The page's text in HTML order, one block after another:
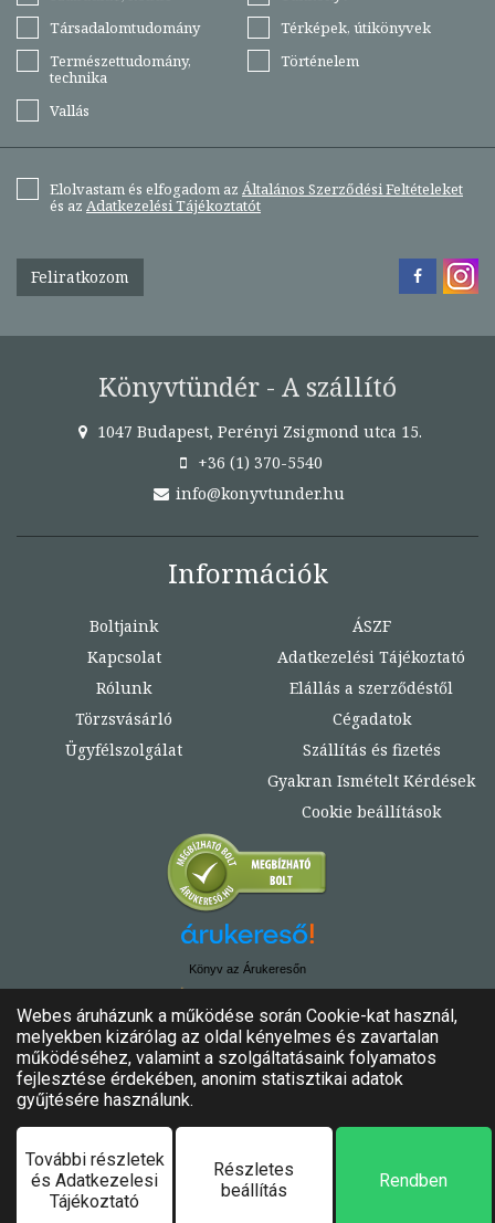
Társadalomtudomány
Térképek, útikönyvek
Természettudomány,
technika
Történelem
Vallás
Elolvastam és elfogadom az Általános Szerződési Feltételeket
és az Adatkezelési Tájékoztatót
Feliratkozom
Könyvtündér - A szállító
1047 Budapest, Perényi Zsigmond utca 15.
+36 (1) 370-5540
info@konyvtunder.hu
Információk
Boltjaink
Kapcsolat
Rólunk
Törzsvásárló
Ügyfélszolgálat
ÁSZF
Adatkezelési Tájékoztató
Elállás a szerződéstől
Cégadatok
Szállítás és fizetés
Gyakran Ismételt Kérdések
Cookie beállítások
Könyv az Árukeresőn
Minden jog fenntartva!
Felhasználási feltételek